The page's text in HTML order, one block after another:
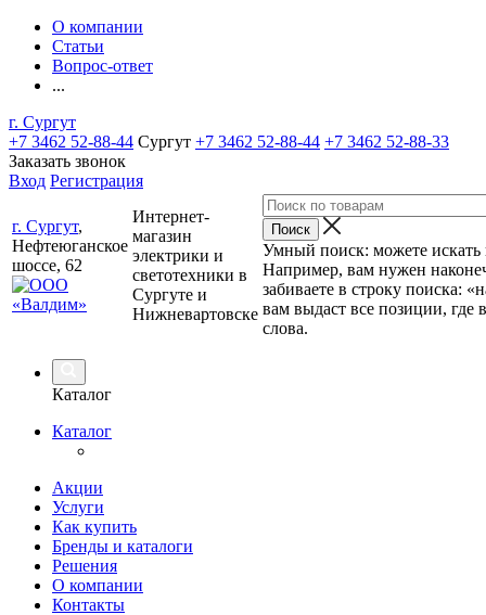
О компании
Статьи
Вопрос-ответ
...
г. Сургут
+7 3462 52-88-44 Сургут +7 3462 52-88-44 +7 3462 52-88-33
Заказать звонок
Вход Регистрация
г. Сургут,
Нефтеюганское
шоссе, 62
Интернет-
магазин
электрики и
светотехники в
Сургуте и
Нижневартовске
Умный поиск: можете искать
Например, вам нужен
забиваете в строку поиска:
вам выдаст все позиции, где
слова.
Каталог
Каталог
Акции
Услуги
Как купить
Бренды и каталоги
Решения
О компании
Контакты